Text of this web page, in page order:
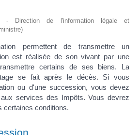
- Direction de l'information légale et
permettent de transmettre un
est réalisée de son vivant par une
certains de ses biens. La
se fait après le décès. Si vous
ou d'une succession, vous devez
services des Impôts. Vous devrez
certaines conditions.